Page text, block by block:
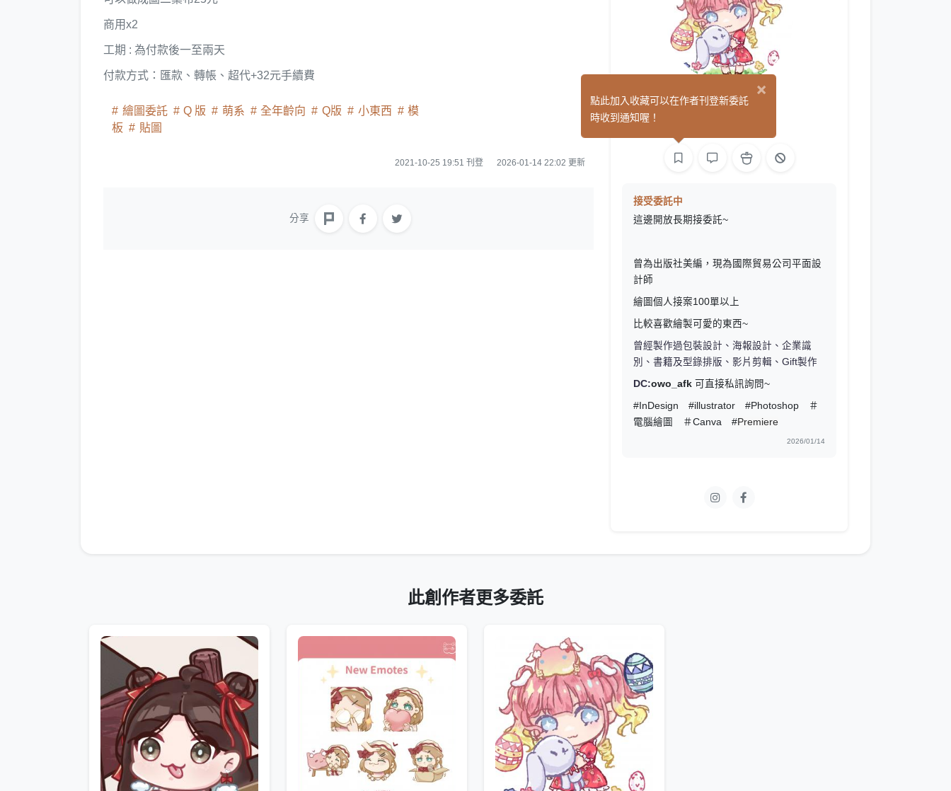
商用x2
工期 : 為付款後一至兩天
付款方式：匯款、轉帳、超代+32元手續費
繪圖委託 Q 版 萌系 全年齡向 Q版 小東西
模
板
貼圖
2021-10-25 19:51 刊登 2026-01-14 22:02 更新
分享
林瑾沙
接受委託中
這邊開放長期接委託~
曾為出版社美編，現為國際貿易公司平面設
計師
繪圖個人接案100單以上
比較喜歡繪製可愛的東西~
曾經製作過包裝設計、海報設計、企業識
別、書籍及型錄排版、影片剪輯、Gift製作
DC:owo_afk 可直接私訊詢問~
#InDesign #illustrator #Photoshop ＃
電腦繪圖 ＃Canva #Premiere
2026/01/14
此創作者更多委託
×
點此加入收藏可以在作者刊登新委託
時收到通知喔！